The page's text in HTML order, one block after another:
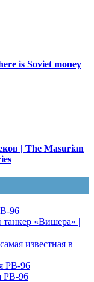
is Soviet money
| The Masurian
96
«Вишера» |
известная в
РВ-96
РВ-96